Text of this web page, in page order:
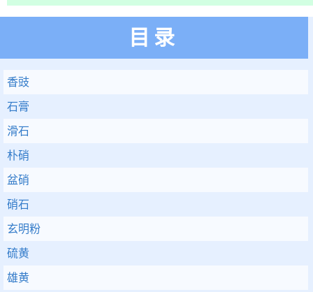
目录
香豉
石膏
滑石
朴硝
盆硝
硝石
玄明粉
硫黄
雄黄